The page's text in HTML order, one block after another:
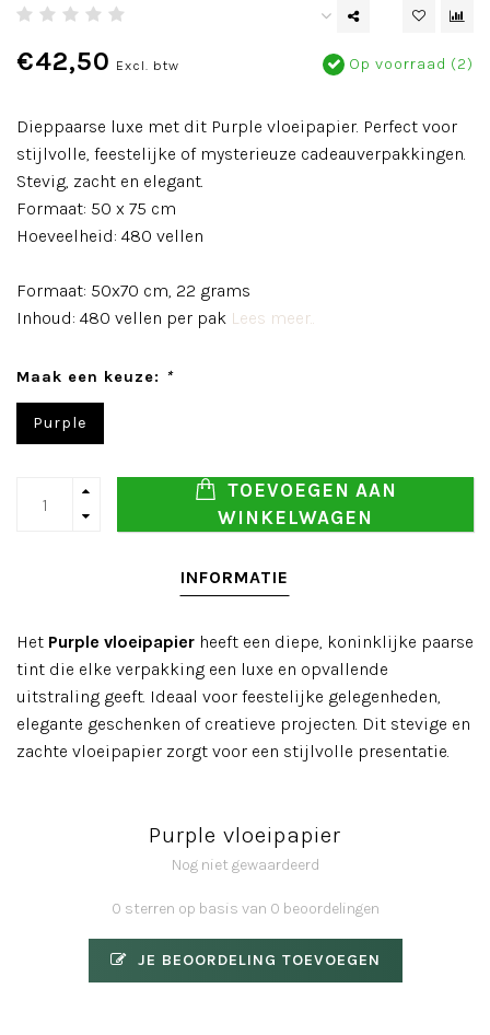
€42,50 Excl. btw Op voorraad (2)
Dieppaarse luxe met dit Purple vloeipapier. Perfect voor
stijlvolle, feestelijke of mysterieuze cadeauverpakkingen.
Stevig, zacht en elegant.
Formaat: 50 x 75 cm
Hoeveelheid: 480 vellen
Formaat: 50x70 cm, 22 grams
Inhoud: 480 vellen per pak Lees meer..
Maak een keuze: *
Purple
TOEVOEGEN AAN
WINKELWAGEN
INFORMATIE
Het Purple vloeipapier heeft een diepe, koninklijke paarse
tint die elke verpakking een luxe en opvallende
uitstraling geeft. Ideaal voor feestelijke gelegenheden,
elegante geschenken of creatieve projecten. Dit stevige en
zachte vloeipapier zorgt voor een stijlvolle presentatie.
Purple vloeipapier
Nog niet gewaardeerd
0 sterren op basis van 0 beoordelingen
JE BEOORDELING TOEVOEGEN